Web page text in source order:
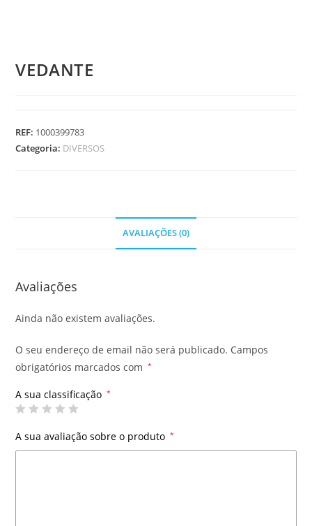
VEDANTE
REF: 1000399783
Categoria: DIVERSOS
AVALIAÇÕES (0)
Avaliações
Ainda não existem avaliações.
O seu endereço de email não será publicado. Campos
obrigatórios marcados com
*
A sua classificação *
A sua avaliação sobre o produto *